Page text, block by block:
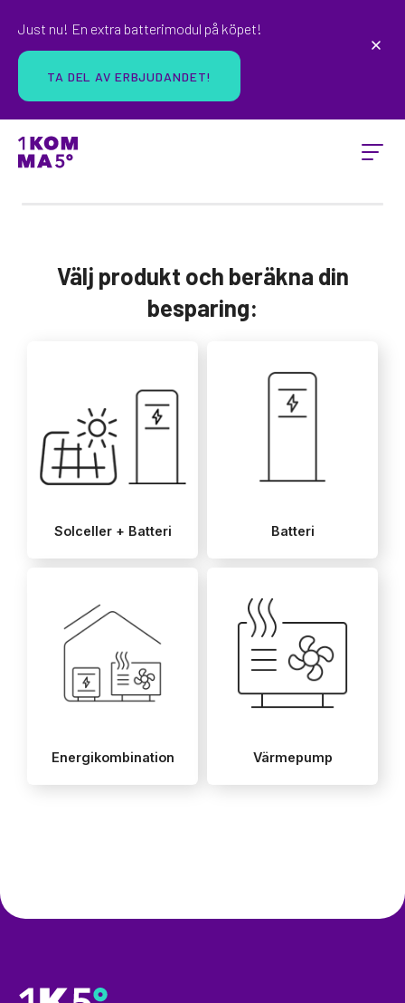
Just nu! En extra batterimodul på köpet!
TA DEL AV ERBJUDANDET!